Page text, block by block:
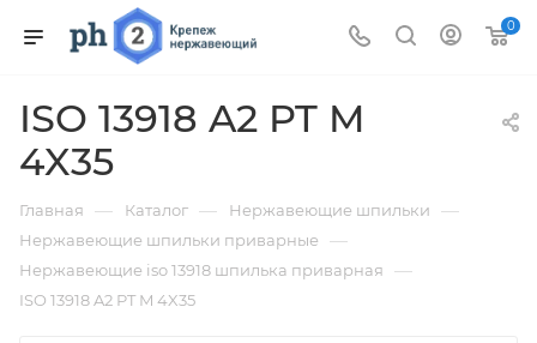
0
ISO 13918 A2 PT M
4X35
Главная — Каталог — Нержавеющие шпильки —
Нержавеющие шпильки приварные —
Нержавеющие iso 13918 шпилька приварная —
ISO 13918 A2 PT M 4X35